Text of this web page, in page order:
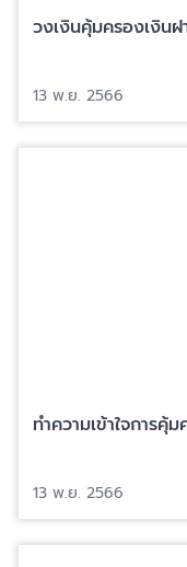
วงเงินคุ้มครองเงินฝ
13 พ.ย. 2566
ทำความเข้าใจการคุ้
13 พ.ย. 2566